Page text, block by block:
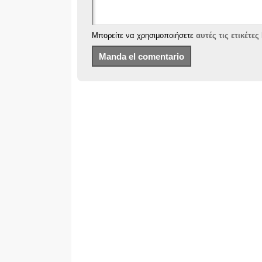
Μπορείτε να χρησιμοποιήσετε αυτές τις